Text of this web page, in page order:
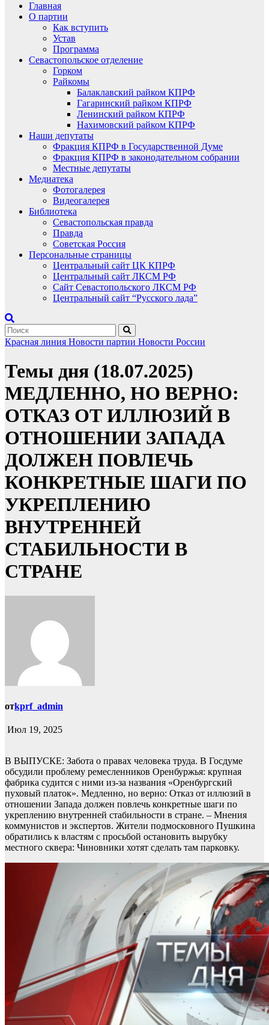
Главная
О партии
Как вступить
Устав
Программа
Севастопольское отделение
Горком
Райкомы
Балаклавский райком КПРФ
Гагаринский райком КПРФ
Ленинский райком КПРФ
Нахимовский райком КПРФ
Наши депутаты
Фракция КПРФ в Государственной Думе
Фракция КПРФ в законодательном собрании
Местные депутаты
Медиатека
Фотогалерея
Видеогалерея
Библиотека
Севастопольская правда
Правда
Советская Россия
Персональные страницы
Центральный сайт ЦК КПРФ
Центральный сайт ЛКСМ РФ
Сайт Севастопольского ЛКСМ РФ
Центральный сайт “Русского лада”
Красная линия Новости партии Новости России
Темы дня (18.07.2025)
МЕДЛЕННО, НО ВЕРНО:
ОТКАЗ ОТ ИЛЛЮЗИЙ В
ОТНОШЕНИИ ЗАПАДА
ДОЛЖЕН ПОВЛЕЧЬ
КОНКРЕТНЫЕ ШАГИ ПО
УКРЕПЛЕНИЮ
ВНУТРЕННЕЙ
СТАБИЛЬНОСТИ В
СТРАНЕ
отkprf_admin
Июл 19, 2025
В ВЫПУСКЕ: Забота о правах человека труда. В Госдуме
обсудили проблему ремесленников Оренбуржья: крупная
фабрика судится с ними из-за названия «Оренбургский
пуховый платок». Медленно, но верно: Отказ от иллюзий в
отношении Запада должен повлечь конкретные шаги по
укреплению внутренней стабильности в стране. – Мнения
коммунистов и экспертов. Жители подмосковного Пушкина
обратились к властям с просьбой остановить вырубку
местного сквера: Чиновники хотят сделать там парковку.